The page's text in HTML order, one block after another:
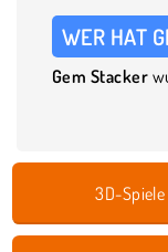
WER HAT
Gem Stacker
3D-Spiele